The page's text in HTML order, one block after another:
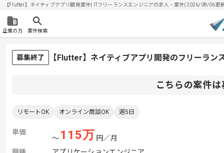
【Flutter】ネイティブアプリ開発案件| ITフリーランスエンジニアの求人・案件(2026/08/06更
企業の方 案件検索
募集終了 【Flutter】ネイティブアプリ開発のフリーラン
こちらの案件
リモートOK オンライン商談OK 週5日
単価
〜 115万 円／月